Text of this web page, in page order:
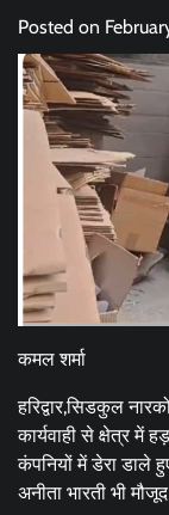
Posted on
कमल शर्मा
हरिद्वार,सिडकुल
कार्यवाही से क्षेत्र में
कंपनियों में डेरा डाले
अनीता भारती भी